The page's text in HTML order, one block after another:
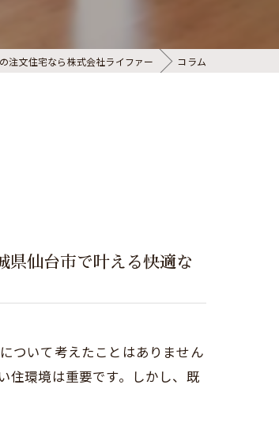
注文住宅なら株式会社ライファー コラム
県仙台市で叶える快適な
ついて考えたことはありません
住環境は重要です。しかし、既